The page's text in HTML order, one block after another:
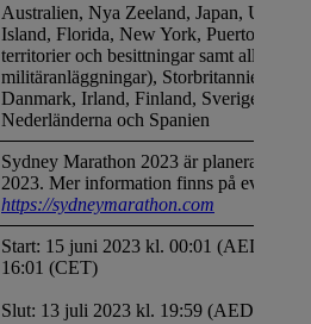
Australien, Nya Zeeland, Japan, USA
Island, Florida, New York, Puerto Rico,
territorier och besittningar samt alla
militäranläggningar), Storbritannien,
Danmark, Irland, Finland, Sverige,
Nederländerna och Spanien
Sydney Marathon 2023 är planerat att
2023. Mer information finns på
https://sydneymarathon.com
Start: 15 juni 2023 kl. 00:01 (AEDT/
16:01 (CET)
Slut: 13 juli 2023 kl. 19:59 (AEDT /